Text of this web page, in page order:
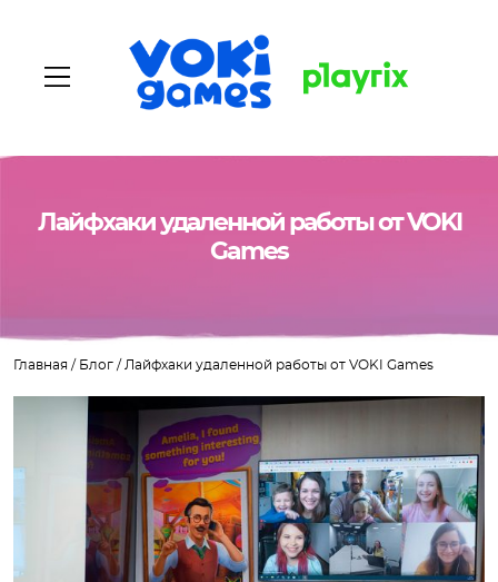
Главная
Контакты
Медиа
Лайфхаки удаленной работы от VOKI
Games
Главная / Блог / Лайфхаки удаленной работы от VOKI Games